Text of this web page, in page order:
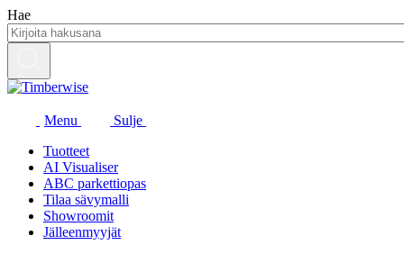
Siirry
sisältöön
Hae
Menu
Sulje
Tuotteet
AI Visualiser
ABC parkettiopas
Tilaa sävymalli
Showroomit
Jälleenmyyjät